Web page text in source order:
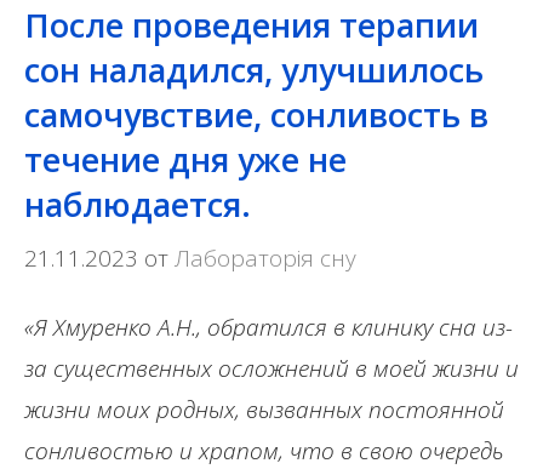
После проведения терапии
сон наладился, улучшилось
самочувствие, сонливость в
течение дня уже не
наблюдается.
21.11.2023 отЛабораторія сну
«Я Хмуренко А.Н., обратился в клинику сна из-
за существенных осложнений в моей жизни и
жизни моих родных, вызванных постоянной
сонливостью и храпом, что в свою очередь